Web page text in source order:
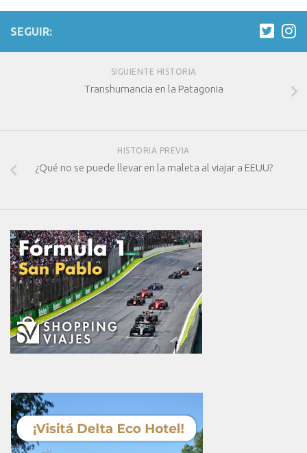
SEGUIR:
SIGUIENTE HISTORIA
Transhumancia en la Patagonia
HISTORIA PREVIA
¿Qué no se puede llevar en la maleta al viajar a EEUU?